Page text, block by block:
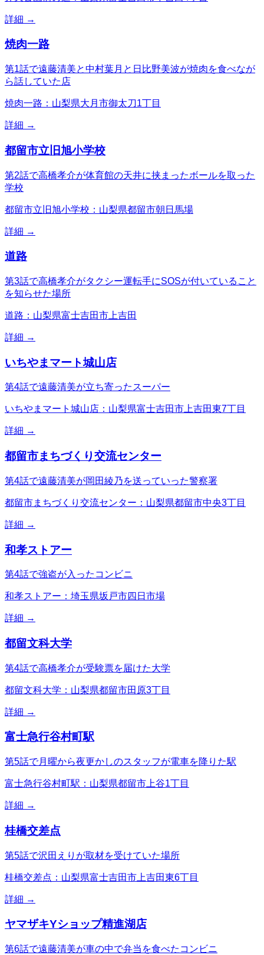
詳細 →
焼肉一路
第1話で遠藤清美と中村葉月と日比野美波が焼肉を食べなが
ら話していた店
焼肉一路：山梨県大月市御太刀1丁目
詳細 →
都留市立旧旭小学校
第2話で高橋孝介が体育館の天井に挟まったボールを取った
学校
都留市立旧旭小学校：山梨県都留市朝日馬場
詳細 →
道路
第3話で高橋孝介がタクシー運転手にSOSが付いていること
を知らせた場所
道路：山梨県富士吉田市上吉田
詳細 →
いちやまマート城山店
第4話で遠藤清美が立ち寄ったスーパー
いちやまマート城山店：山梨県富士吉田市上吉田東7丁目
詳細 →
都留市まちづくり交流センター
第4話で遠藤清美が岡田綾乃を送っていった警察署
都留市まちづくり交流センター：山梨県都留市中央3丁目
詳細 →
和孝ストアー
第4話で強盗が入ったコンビニ
和孝ストアー：埼玉県坂戸市四日市場
詳細 →
都留文科大学
第4話で高橋孝介が受験票を届けた大学
都留文科大学：山梨県都留市田原3丁目
詳細 →
富士急行谷村町駅
第5話で月曜から夜更かしのスタッフが電車を降りた駅
富士急行谷村町駅：山梨県都留市上谷1丁目
詳細 →
桂橋交差点
第5話で沢田えりが取材を受けていた場所
桂橋交差点：山梨県富士吉田市上吉田東6丁目
詳細 →
ヤマザキYショップ精進湖店
第6話で遠藤清美が車の中で弁当を食べたコンビニ